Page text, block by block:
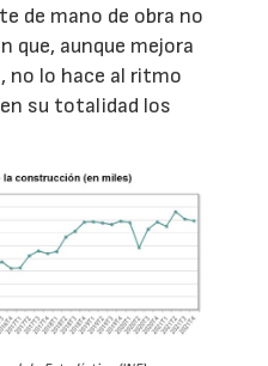
de mano de obra no
que, aunque mejora
no lo hace al ritmo
su totalidad los